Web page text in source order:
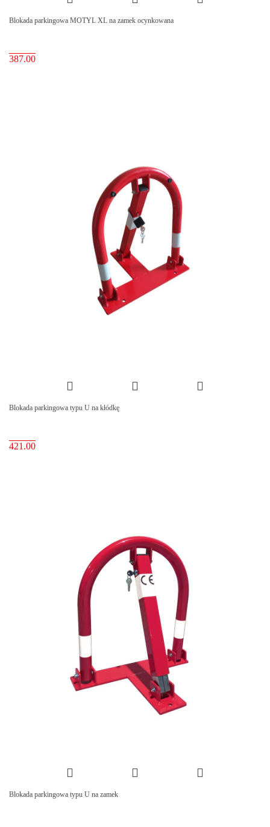
Blokada parkingowa MOTYL XL na zamek ocynkowana
387.00
Blokada parkingowa typu U na kłódkę
421.00
Blokada parkingowa typu U na zamek